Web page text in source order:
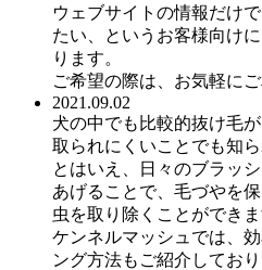
ウェブサイトの情報だけ
たい、というお客様向け
ります。
ご希望の際は、お気軽にご
2021.09.02
犬の中でも比較的抜け毛
取られにくいことでも知
とはいえ、日々のブラッ
あげることで、毛づやを
虫を取り除くことができま
ケンネルマッシュでは、
ング方法もご紹介しており